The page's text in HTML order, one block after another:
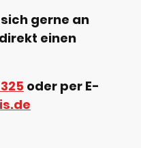
gerne an
einen
oder per E-